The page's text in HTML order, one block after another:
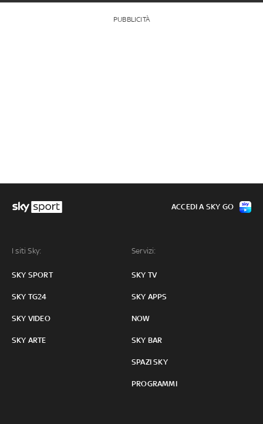
PUBBLICITÀ
I siti Sky:
SKY SPORT
SKY TG24
SKY VIDEO
SKY ARTE
Servizi:
SKY TV
SKY APPS
NOW
SKY BAR
SPAZI SKY
PROGRAMMI
ACCEDI A SKY GO